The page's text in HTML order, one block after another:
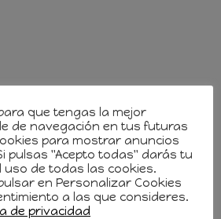
que tengas la mejor
de navegación en tus futuras
para mostrar anuncios
pulsas "Acepto todas" darás tu
uso de todas las cookies.
en Personalizar Cookies
a las que consideres.
de privacidad